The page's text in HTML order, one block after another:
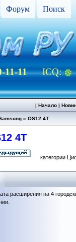
Форум Поиск
11-11ICQ:
| Начало|
» OS12 4T
4T
категории
расширения на 4